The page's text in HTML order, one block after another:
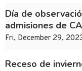
Día de
admisiones de CA
Fri, December 29,
Receso de